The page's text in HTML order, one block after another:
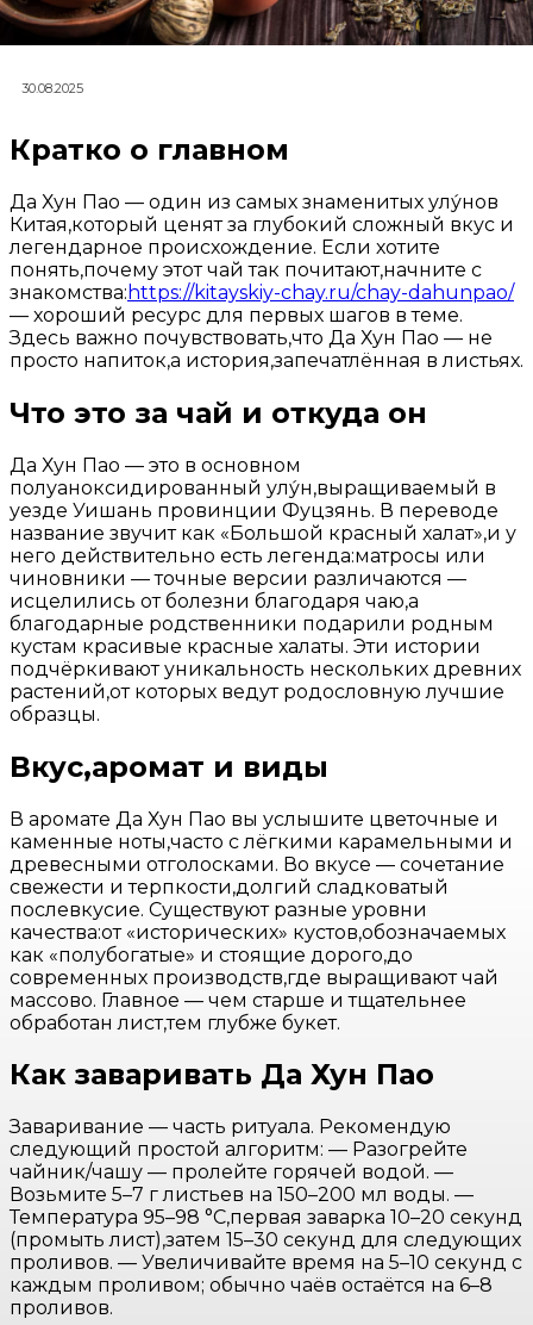
30.08.2025
Кратко о главном
Да Хун Пао — один из самых знаменитых улу́нов
Китая,который ценят за глубокий сложный вкус и
легендарное происхождение. Если хотите
понять,почему этот чай так почитают,начните с
знакомства: https://kitayskiy-chay.ru/chay-dahunpao/
— хороший ресурс для первых шагов в теме.
Здесь важно почувствовать,что Да Хун Пао — не
просто напиток,а история,запечатлённая в листьях.
Что это за чай и откуда он
Да Хун Пао — это в основном
полуаноксидированный улу́н,выращиваемый в
уезде Уишань провинции Фуцзянь. В переводе
название звучит как «Большой красный халат»,и у
него действительно есть легенда:матросы или
чиновники — точные версии различаются —
исцелились от болезни благодаря чаю,а
благодарные родственники подарили родным
кустам красивые красные халаты. Эти истории
подчёркивают уникальность нескольких древних
растений,от которых ведут родословную лучшие
образцы.
Вкус,аромат и виды
В аромате Да Хун Пао вы услышите цветочные и
каменные ноты,часто с лёгкими карамельными и
древесными отголосками. Во вкусе — сочетание
свежести и терпкости,долгий сладковатый
послевкусие. Существуют разные уровни
качества:от «исторических» кустов,обозначаемых
как «полубогатые» и стоящие дорого,до
современных производств,где выращивают чай
массово. Главное — чем старше и тщательнее
обработан лист,тем глубже букет.
Как заваривать Да Хун Пао
Заваривание — часть ритуала. Рекомендую
следующий простой алгоритм: — Разогрейте
чайник/чашу — пролейте горячей водой. —
Возьмите 5–7 г листьев на 150–200 мл воды. —
Температура 95–98 °C,первая заварка 10–20 секунд
(промыть лист),затем 15–30 секунд для следующих
проливов. — Увеличивайте время на 5–10 секунд с
каждым проливом; обычно чаёв остаётся на 6–8
проливов.